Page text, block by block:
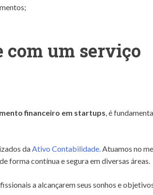
com um serviço
financeiro em startups, é
daAtivo Contabilidade.Atuamos no
forma contínua e segura em diversas áreas.
a alcançarem seus sonhos e